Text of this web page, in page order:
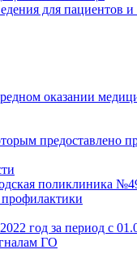
для пациентов и
оказании
предоставлено
поликлиника
год за период с
ГО